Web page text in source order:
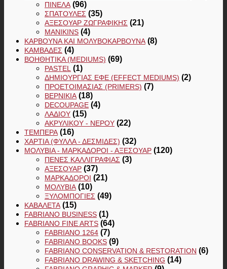
ΠΙΝΈΛΑ (96)
ΣΠΆΤΟΥΛΕΣ (35)
ΑΞΕΣΟΥΆΡ ΖΩΓΡΑΦΙΚΉΣ (21)
MANIKINS (4)
ΚΆΡΒΟΥΝΑ ΚΑΙ ΜΟΛΥΒΟΚΆΡΒΟΥΝΑ (8)
ΚΑΜΒΆΔΕΣ (4)
ΒΟΗΘΗΤΙΚΆ (MEDIUMS) (69)
PASTEL (1)
ΔΗΜΙΟΥΡΓΊΑΣ ΕΦΈ (EFFECT MEDIUMS) (2)
ΠΡΟΕΤΟΙΜΑΣΊΑΣ (PRIMERS) (7)
ΒΕΡΝΊΚΙΑ (18)
DECOUPAGE (4)
ΛΑΔΙΟΎ (15)
ΑΚΡΥΛΙΚΟΎ - ΝΕΡΟΎ (22)
ΤΈΜΠΕΡΑ (16)
ΧΑΡΤΙΆ (ΦΎΛΛΑ - ΔΕΣΜΊΔΕΣ) (32)
ΜΟΛΎΒΙΑ - ΜΑΡΚΑΔΌΡΟΙ - ΑΞΕΣΟΥΆΡ (120)
ΠΈΝΕΣ ΚΑΛΛΙΓΡΑΦΊΑΣ (3)
ΑΞΕΣΟΥΆΡ (37)
ΜΑΡΚΑΔΌΡΟΙ (21)
ΜΟΛΎΒΙΑ (10)
ΞΥΛΟΜΠΟΓΙΈΣ (49)
ΚΑΒΑΛΈΤΑ (15)
FABRIANO BUSINESS (1)
FABRIANO FINE ARTS (64)
FABRIANO 1264 (7)
FABRIANO BOOKS (9)
FABRIANO CONSERVATION & RESTORATION (6)
FABRIANO DRAWING & SKETCHING (14)